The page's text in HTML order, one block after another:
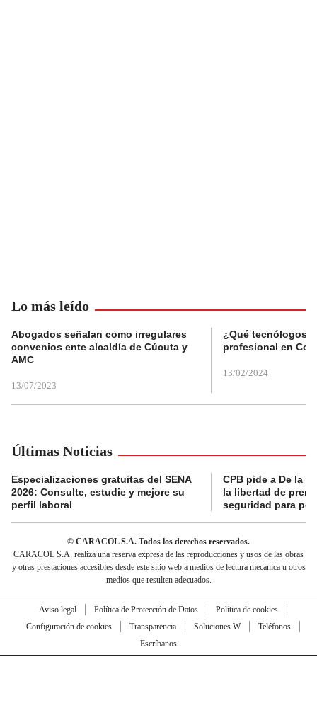
Lo más leído
Abogados señalan como irregulares
convenios ente alcaldía de Cúcuta y
AMC
13/07/2023
¿Qué tecnólogos
profesional en
13/02/2024
Últimas Noticias
Especializaciones gratuitas del SENA
2026: Consulte, estudie y mejore su
perfil laboral
CPB pide a De la
la libertad de
seguridad para
© CARACOL S.A. Todos los derechos reservados.
CARACOL S.A. realiza una reserva expresa de las reproducciones y usos de las obras
y otras prestaciones accesibles desde este sitio web a medios de lectura mecánica u otros
medios que resulten adecuados.
Aviso legal Política de Protección de Datos
Política de cookies
Configuración de cookies
Transparencia Soluciones W
Teléfonos
Escríbanos